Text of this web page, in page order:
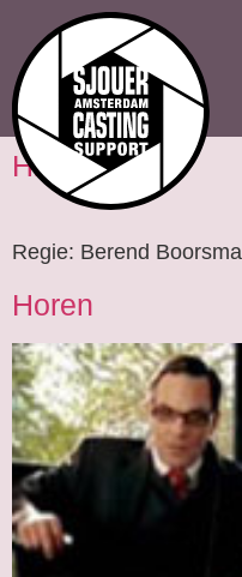
Hi
Regie: Berend
Horen